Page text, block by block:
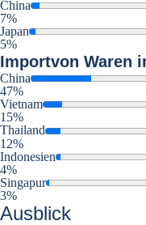
China
7%
Japan
5%
Importvon Waren
China
47%
Vietnam
15%
Thailand
12%
Indonesien
4%
Singapur
3%
Ausblick